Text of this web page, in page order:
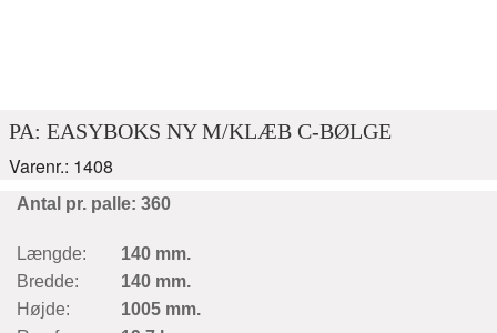
PA: EASYBOKS NY M/KLÆB C-BØLGE
Varenr.: 1408
Antal pr. palle: 360
Længde:
140 mm.
Bredde:
140 mm.
Højde:
1005 mm.